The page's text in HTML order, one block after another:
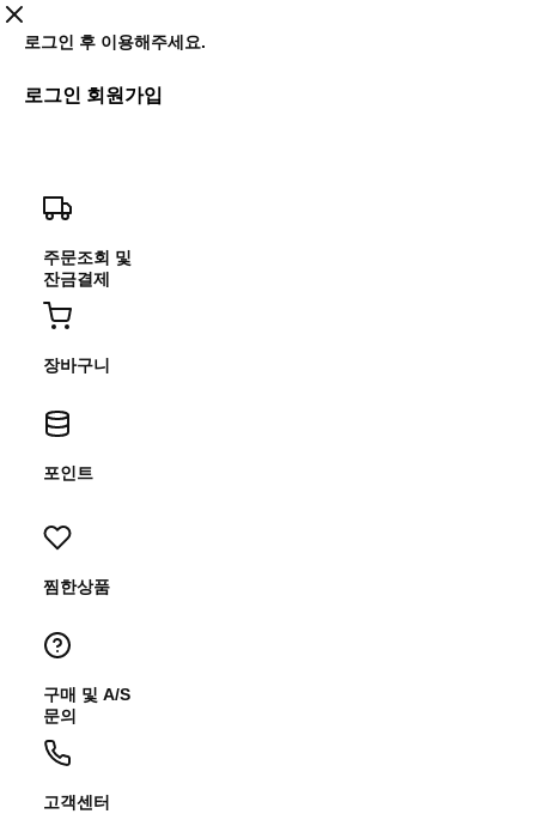
로그인 후 이용해주세요.
로그인 회원가입
주문조회 및
잔금결제
장바구니
포인트
찜한상품
구매 및 A/S
문의
고객센터